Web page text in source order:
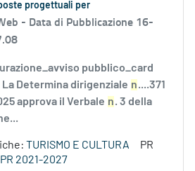
progettuali per
- Data di Pubblicazione 16-
pubblico_card
Determina dirigenziale n....371
approva il Verbale n. 3 della
TURISMO E CULTURA
PR
PR 2021-2027